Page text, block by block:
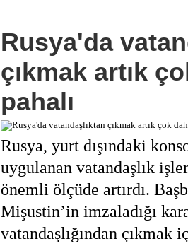
Rusya'da
çıkmak artık
pahalı
Rusya, yurt dışındaki
uygulanan vatandaşlık
önemli ölçüde artırdı.
Mişustin’in imzaladığı
vatandaşlığından çıkmak